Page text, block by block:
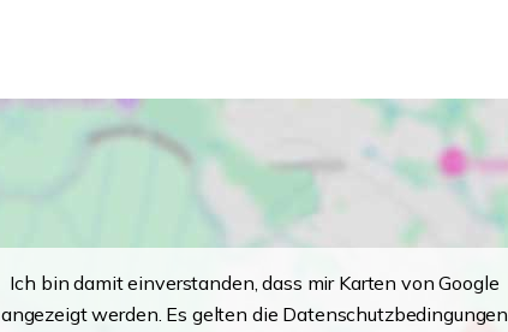
Ich bin damit einverstanden, dass mir Karten von Google
angezeigt werden. Es gelten die Datenschutzbedingungen